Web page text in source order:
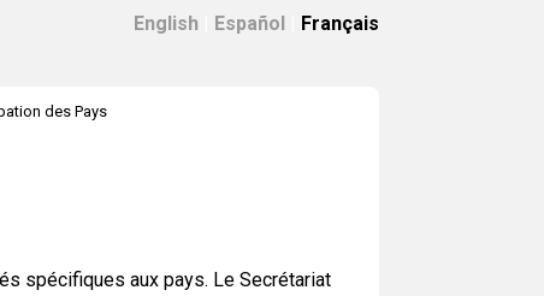
English Español Français
des Pays
spécifiques aux pays. Le Secrétariat